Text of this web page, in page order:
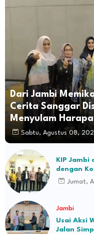
Dari Jambi
Cerita Sanggar
Menyulam
Sabtu, Agustus 08,
KIP
dengan
hingga
Jumat,
Jambi
Usai Aksi
Jalan